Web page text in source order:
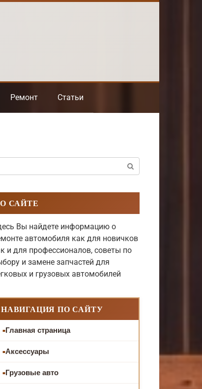
Ремонт Статьи
О САЙТЕ
Вы найдете информацию о
автомобиля как для новичков
и для профессионалов, советы по
и замене запчастей для
и грузовых автомобилей
НАВИГАЦИЯ ПО САЙТУ
Главная страница
Аксессуары
Грузовые авто